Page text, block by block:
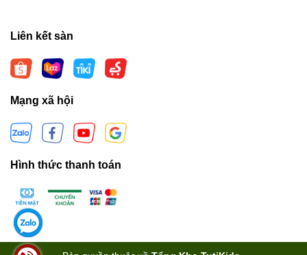
Liên kết sàn
Mạng xã hội
Hình thức thanh toán